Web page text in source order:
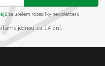
za účelem rozesílky newsletteru.
jednou za 14 dní.